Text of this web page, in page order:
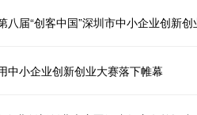
中小企业创新创业大赛落下帷幕